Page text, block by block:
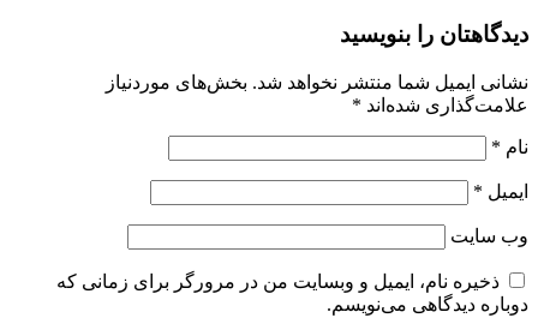
دیدگاهتان را بنویسید
نشانی ایمیل شما منتشر نخواهد شد. بخش‌های موردنیاز
علامت‌گذاری شده‌اند *
نام *
ایمیل *
وب‌ سایت
ذخیره نام، ایمیل و وبسایت من در مرورگر برای زمانی که
دوباره دیدگاهی می‌نویسم.